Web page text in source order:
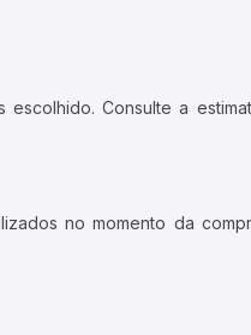
Consulte a
no momento da